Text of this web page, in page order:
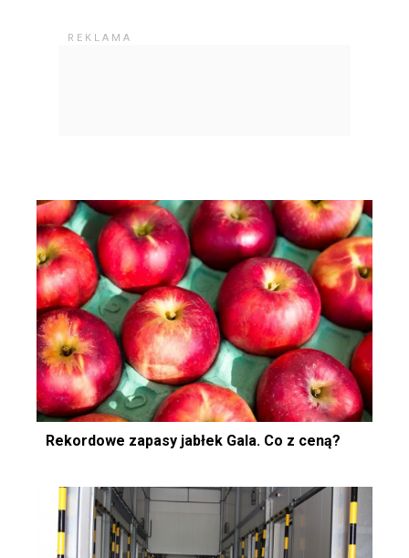
Rekordowe zapasy jabłek Gala. Co z ceną?